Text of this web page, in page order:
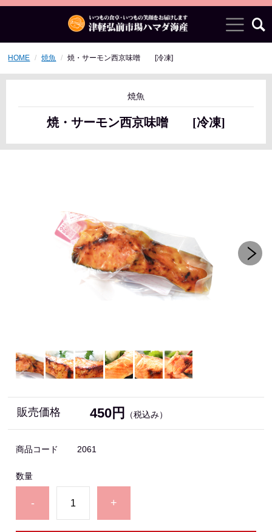
HOME 焼魚 焼・サーモン西京味噌 [冷凍]
焼魚
焼・サーモン西京味噌 [冷凍]
販売価格 450円 （税込み）
商品コード 2061
数量
- +